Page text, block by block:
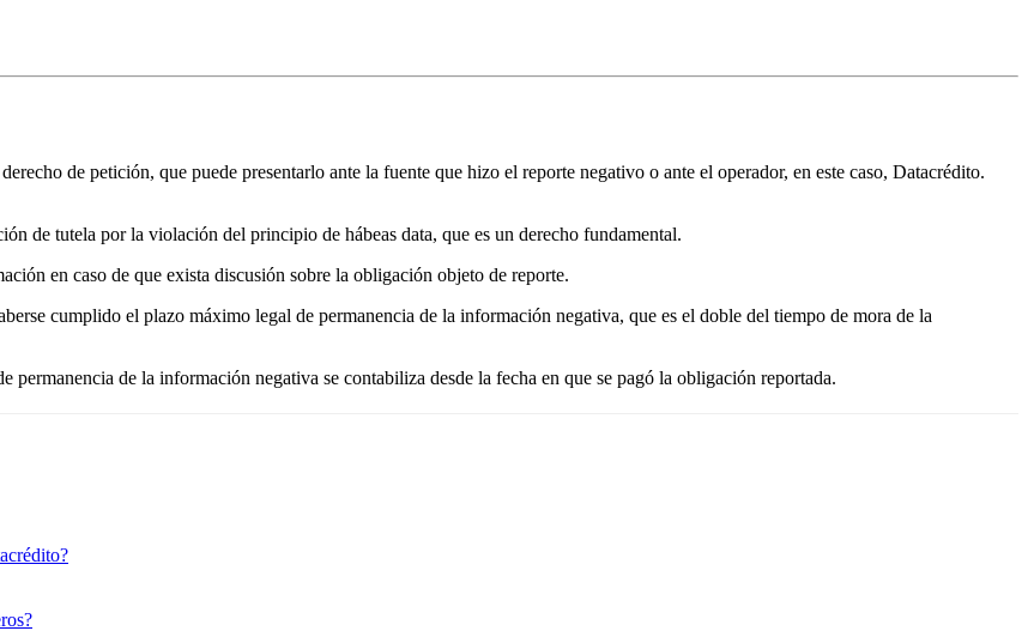
de petición, que puede presentarlo ante la fuente que hizo el reporte negativo o ante el operador, en este caso, Datacrédito.
de tutela por la violación del principio de hábeas data, que es un derecho fundamental.
en caso de que exista discusión sobre la obligación objeto de reporte.
cumplido el plazo máximo legal de permanencia de la información negativa, que es el doble del tiempo de mora de la
permanencia de la información negativa se contabiliza desde la fecha en que se pagó la obligación reportada.